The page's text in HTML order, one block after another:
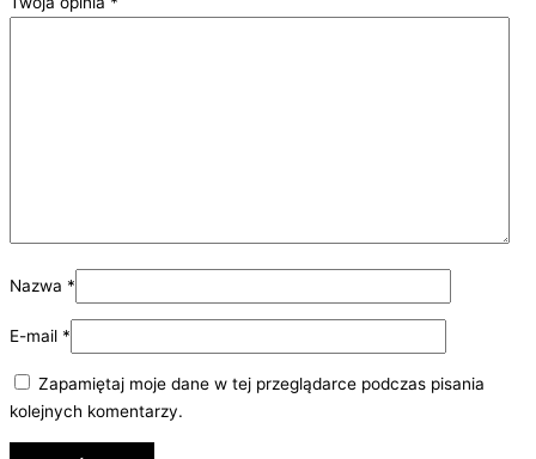
Nazwa *
E-mail *
Zapamiętaj moje dane w tej przeglądarce podczas pisania
kolejnych komentarzy.